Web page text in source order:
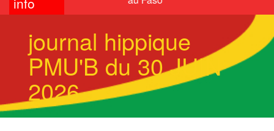
journal hippique
PMU'B du 30 JUIN
2026